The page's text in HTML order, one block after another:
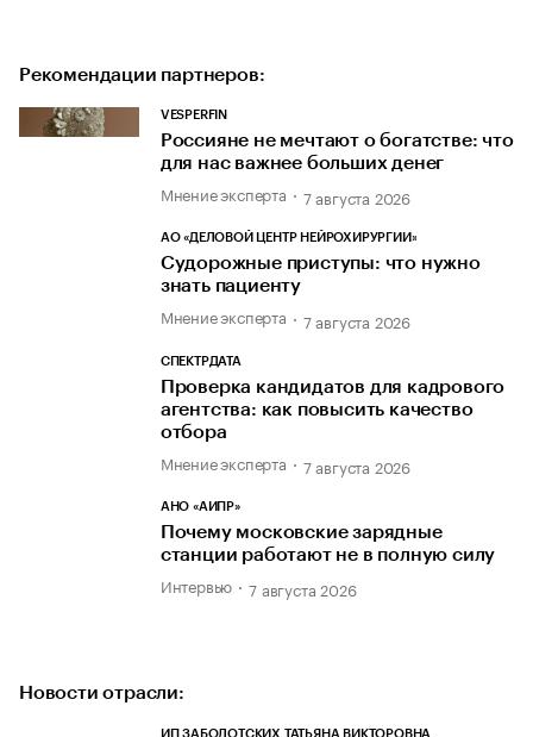
Рекомендации партнеров:
VESPERFIN
Россияне не мечтают о богатстве: что
для нас важнее больших денег
Мнение эксперта 7 августа 2026
АО «ДЕЛОВОЙ ЦЕНТР НЕЙРОХИРУРГИИ»
Судорожные приступы: что нужно
знать пациенту
Мнение эксперта 7 августа 2026
СПЕКТРДАТА
Проверка кандидатов для кадрового
агентства: как повысить качество
отбора
Мнение эксперта 7 августа 2026
АНО «АИПР»
Почему московские зарядные
станции работают не в полную силу
Интервью 7 августа 2026
Новости отрасли:
ИП ЗАБОЛОТСКИХ ТАТЬЯНА ВИКТОРОВНА